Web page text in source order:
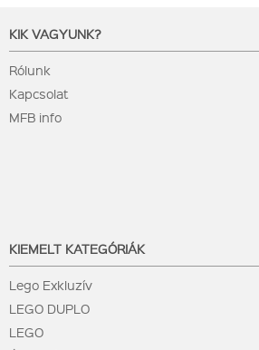
KIK VAGYUNK?
Rólunk
Kapcsolat
MFB info
KIEMELT KATEGÓRIÁK
Lego Exkluzív
LEGO DUPLO
LEGO